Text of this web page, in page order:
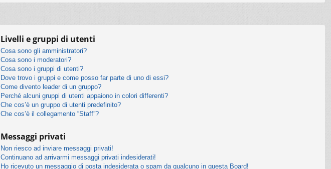
Livelli e gruppi di utenti
Cosa sono gli amministratori?
Cosa sono i moderatori?
Cosa sono i gruppi di utenti?
Dove trovo i gruppi e come posso far parte di uno di essi?
Come divento leader di un gruppo?
Perché alcuni gruppi di utenti appaiono in colori differenti?
Che cos’è un gruppo di utenti predefinito?
Che cos’è il collegamento “Staff”?
Messaggi privati
Non riesco ad inviare messaggi privati!
Continuano ad arrivarmi messaggi privati indesiderati!
Ho ricevuto un messaggio di posta indesiderata o spam da qualcuno in questa Board!